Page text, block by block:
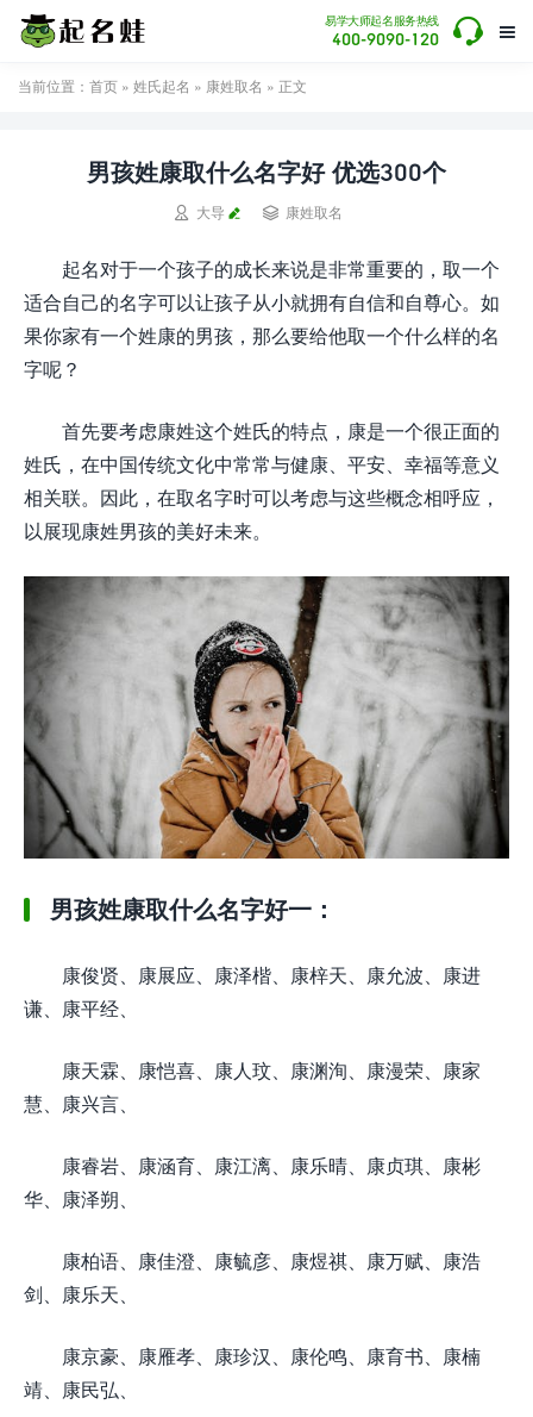

易学大师起名服务热线
400-9090-120 
当前位置： 首页 » 姓氏起名 » 康姓取名 » 正文
男孩姓康取什么名字好 优选300个
 大导  康姓取名
起名对于一个孩子的成长来说是非常重要的，取一个
适合自己的名字可以让孩子从小就拥有自信和自尊心。如
果你家有一个姓康的男孩，那么要给他取一个什么样的名
字呢？
首先要考虑康姓这个姓氏的特点，康是一个很正面的
姓氏，在中国传统文化中常常与健康、平安、幸福等意义
相关联。因此，在取名字时可以考虑与这些概念相呼应，
以展现康姓男孩的美好未来。
男孩姓康取什么名字好一：
康俊贤、康展应、康泽楷、康梓天、康允波、康进
谦、康平经、
康天霖、康恺喜、康人玟、康渊洵、康漫荣、康家
慧、康兴言、
康睿岩、康涵育、康江漓、康乐晴、康贞琪、康彬
华、康泽朔、
康柏语、康佳澄、康毓彦、康煜祺、康万赋、康浩
剑、康乐天、
康京豪、康雁孝、康珍汉、康伦鸣、康育书、康楠
靖、康民弘、